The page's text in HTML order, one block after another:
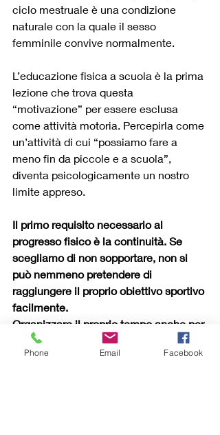
ciclo mestruale è una condizione
naturale con la quale il sesso
femminile convive normalmente.
L’educazione fisica a scuola è la prima
lezione che trova questa
“motivazione” per essere esclusa
come attività motoria. Percepirla come
un’attività di cui “possiamo fare a
meno fin da piccole e a scuola”,
diventa psicologicamente un nostro
limite appreso.
Il primo requisito necessario al
progresso fisico è la continuità. Se
scegliamo di non sopportare, non si
può nemmeno pretendere di
raggiungere il proprio obiettivo sportivo
facilmente.
Organizzare il proprio tempo anche per
l’attività sportiva è fondamentale per la
riuscita.
Phone Email Facebook